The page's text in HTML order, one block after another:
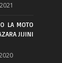
LA MOTO
JIJINI